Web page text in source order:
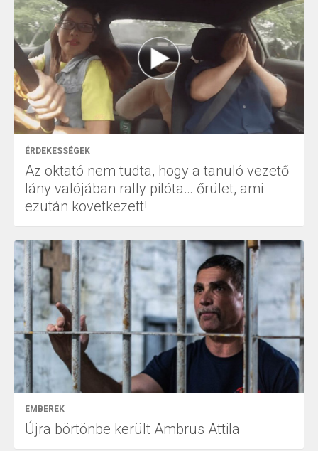
ÉRDEKESSÉGEK
Az oktató nem tudta, hogy a tanuló vezető
lány valójában rally pilóta… őrület, ami
ezután következett!
EMBEREK
Újra börtönbe került Ambrus Attila